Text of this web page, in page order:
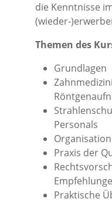
die Kenntnisse
(wieder-
Themen des
Grundlagen
Personals
Praxis der
Praktische